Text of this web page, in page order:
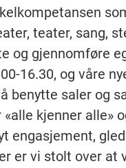
teater, sang,
gjennomføre
16.30, og våre
benytte saler og
kjenner alle»
engasjement,
er vi stolt over at